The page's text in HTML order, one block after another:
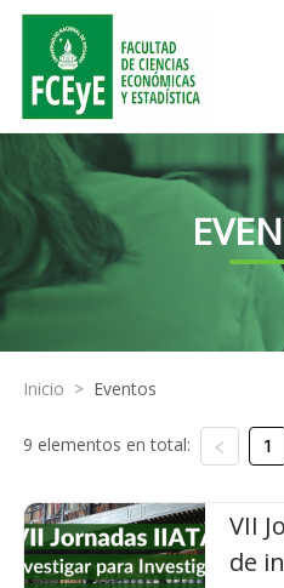
Inicio > Eventos
9 elementos en total: 1
VII
de